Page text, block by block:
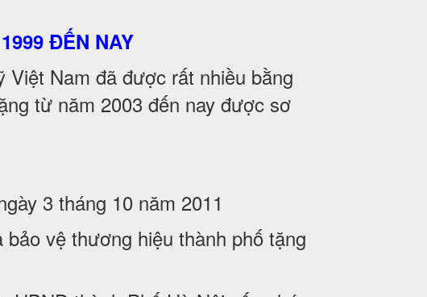
ĐẾN NAY
Việt Nam đã được rất nhiều bằng
từ năm 2003 đến nay được sơ
3 tháng 10 năm 2011
vệ thương hiệu thành phố tặng